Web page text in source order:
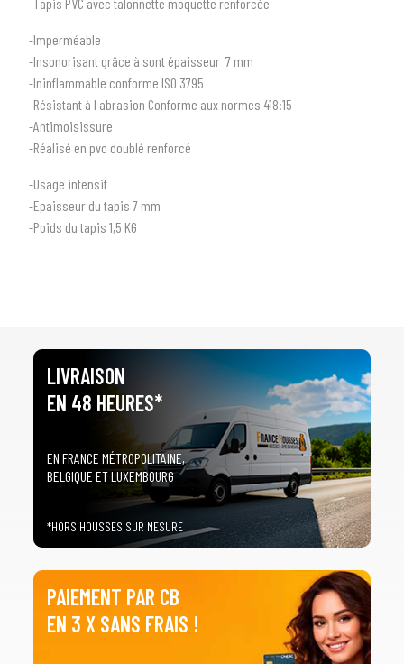
SÉLECTIONNEZ LE TYPE DE VOTRE VÉHICULE
Tous les types
Toutes les marques
-Imperméable
-Insonorisant grâce à sont épaisseur 7 mm
-Ininflammable conforme ISO 3795
-Résistant à l abrasion Conforme aux normes 418:15
-Antimoisissure
-Réalisé en pvc doublé renforcé
-Usage intensif
-Epaisseur du tapis 7 mm
-Poids du tapis 1,5 KG
LIVRAISON
EN 48 HEURES*
EN FRANCE MÉTROPOLITAINE,
BELGIQUE ET LUXEMBOURG
*HORS HOUSSES SUR MESURE
PAIEMENT PAR CB
EN 3 X SANS FRAIS !